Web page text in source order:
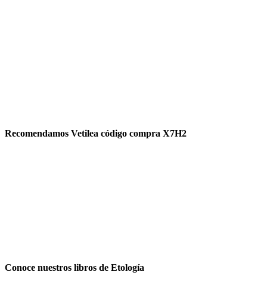
Recomendamos Vetilea código compra X7H2
Conoce nuestros libros de Etología